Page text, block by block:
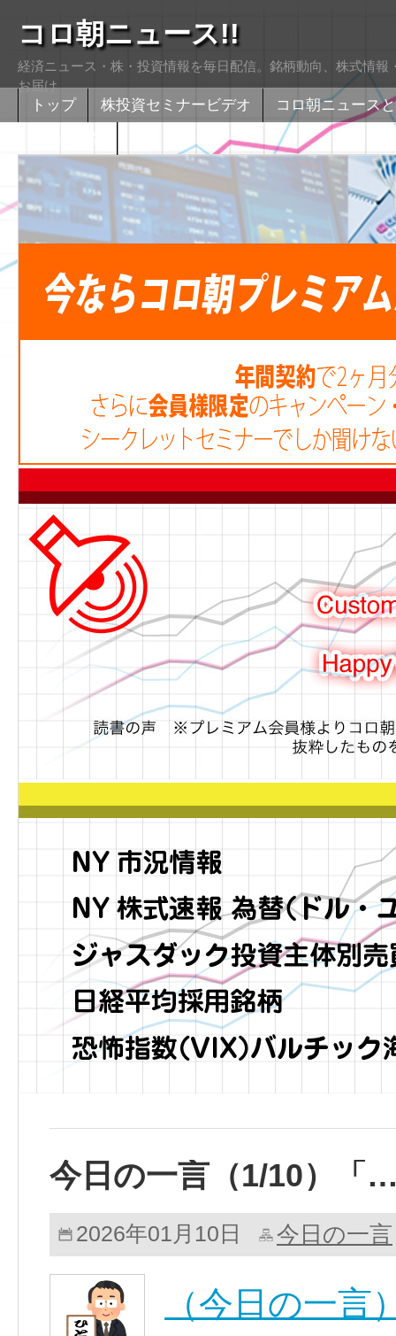
コロ朝ニュース!!
経済ニュース・株・投資情報を毎日配信。銘柄動向、株式情
お届け
トップ 株投資セミナービデオ
コロ朝ニュース
今日の一言（1/10）「
2026年01月10日 今日の一言
（今日の一言